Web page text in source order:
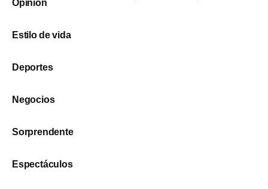
Opinión
Estilo de vida
Deportes
Negocios
Sorprendente
Espectáculos